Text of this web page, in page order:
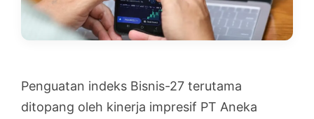
Penguatan indeks Bisnis-27 terutama
ditopang oleh kinerja impresif PT Aneka